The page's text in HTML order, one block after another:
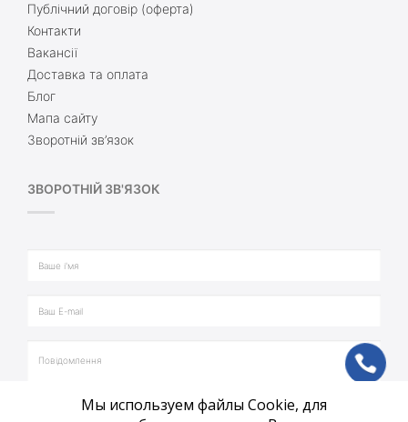
Публічний договір (оферта)
Контакти
Вакансії
Доставка та оплата
Блог
Мапа сайту
Зворотній зв’язок
ЗВОРОТНІЙ ЗВ'ЯЗОК
ph
Мы используем файлы Cookie, для